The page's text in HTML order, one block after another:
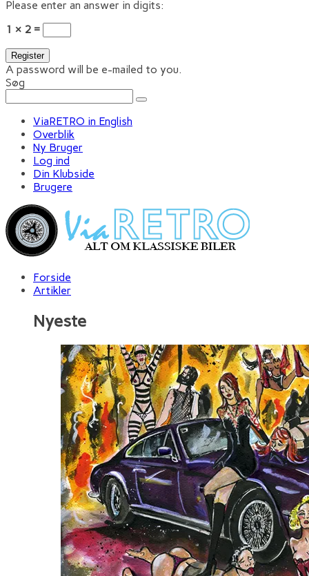
Please enter an answer in digits:
1 × 2 =
A password will be e-mailed to you.
Søg
ViaRETRO in English
Overblik
Ny Bruger
Log ind
Din Klubside
Brugere
Forside
Artikler
Nyeste